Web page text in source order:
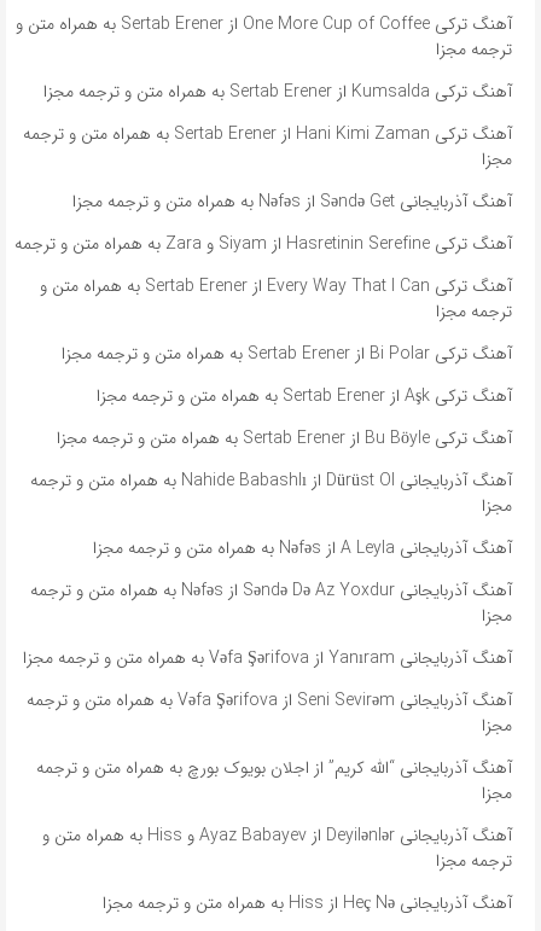
آهنگ ترکی One More Cup of Coffee از Sertab Erener به همراه متن و
ترجمه مجزا
آهنگ ترکی Kumsalda از Sertab Erener به همراه متن و ترجمه مجزا
آهنگ ترکی Hani Kimi Zaman از Sertab Erener به همراه متن و ترجمه
مجزا
آهنگ آذربایجانی Səndə Get از Nəfəs به همراه متن و ترجمه مجزا
آهنگ ترکی Hasretinin Serefine از Siyam و Zara به همراه متن و ترجمه
آهنگ ترکی Every Way That I Can از Sertab Erener به همراه متن و
ترجمه مجزا
آهنگ ترکی Bi Polar از Sertab Erener به همراه متن و ترجمه مجزا
آهنگ ترکی Aşk از Sertab Erener به همراه متن و ترجمه مجزا
آهنگ ترکی Bu Böyle از Sertab Erener به همراه متن و ترجمه مجزا
آهنگ آذربایجانی Dürüst Ol از Nahide Babashlı به همراه متن و ترجمه
مجزا
آهنگ آذربایجانی A Leyla از Nəfəs به همراه متن و ترجمه مجزا
آهنگ آذربایجانی Səndə Də Az Yoxdur از Nəfəs به همراه متن و ترجمه
مجزا
آهنگ آذربایجانی Yanıram از Vəfa Şərifova به همراه متن و ترجمه مجزا
آهنگ آذربایجانی Seni Sevirəm از Vəfa Şərifova به همراه متن و ترجمه
مجزا
آهنگ آذربایجانی “الله کریم” از اجلان بویوک بورچ به همراه متن و ترجمه
مجزا
آهنگ آذربایجانی Deyilənlər از Ayaz Babayev و Hiss به همراه متن و
ترجمه مجزا
آهنگ آذربایجانی Heç Nə از Hiss به همراه متن و ترجمه مجزا